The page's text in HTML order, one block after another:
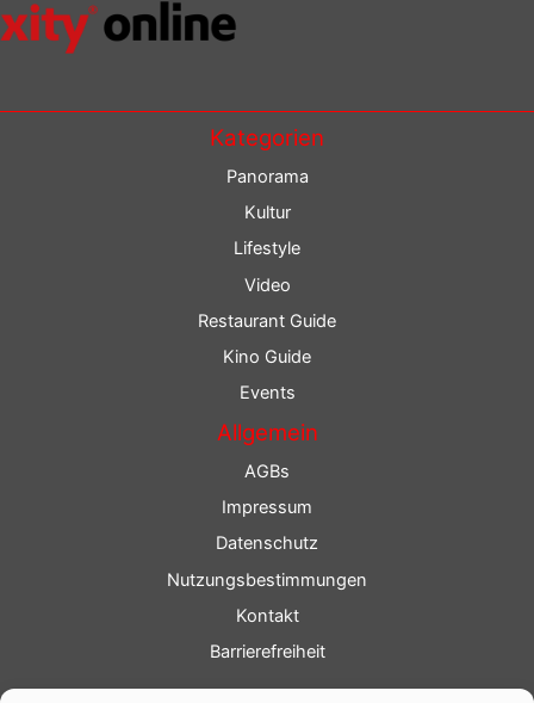
Kategorien
Panorama
Kultur
Lifestyle
Video
Restaurant Guide
Kino Guide
Events
Allgemein
AGBs
Impressum
Datenschutz
Nutzungsbestimmungen
Kontakt
Barrierefreiheit